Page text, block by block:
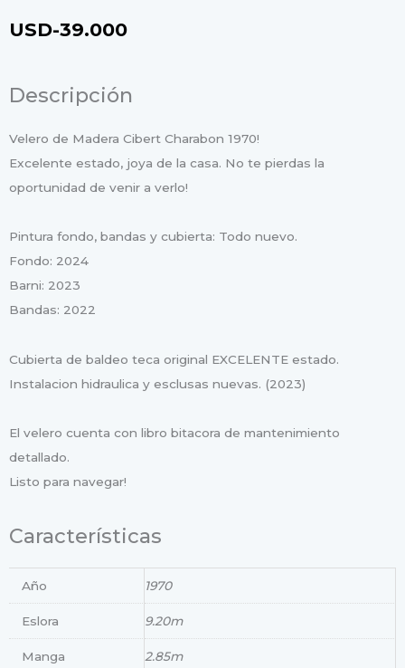
USD-39.000
Descripción
Velero de Madera Cibert Charabon 1970!
Excelente estado, joya de la casa. No te pierdas la
oportunidad de venir a verlo!
Pintura fondo, bandas y cubierta: Todo nuevo.
Fondo: 2024
Barni: 2023
Bandas: 2022
Cubierta de baldeo teca original EXCELENTE estado.
Instalacion hidraulica y esclusas nuevas. (2023)
El velero cuenta con libro bitacora de mantenimiento
detallado.
Listo para navegar!
Características
Año 1970
Eslora 9.20m
Manga 2.85m